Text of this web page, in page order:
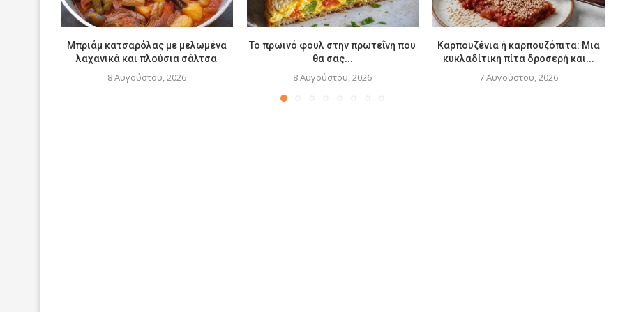
Μπριάμ κατσαρόλας με μελωμένα
λαχανικά και πλούσια σάλτσα
8 Αυγούστου, 2026
Το πρωινό φουλ στην πρωτεΐνη που
θα σας...
8 Αυγούστου, 2026
Καρπουζένια ή καρπουζόπιτα: Μια
κυκλαδίτικη πίτα δροσερή και...
7 Αυγούστου, 2026